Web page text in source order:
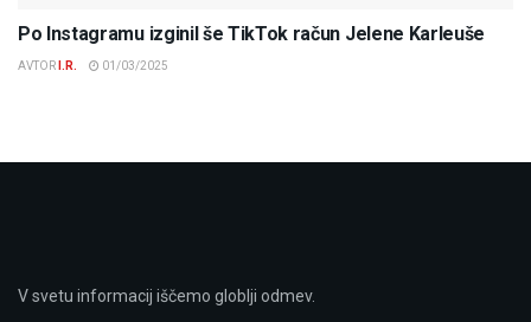
Po Instagramu izginil še TikTok račun Jelene Karleuše
AVTOR I.R. 01/03/2025
V svetu informacij iščemo globlji odmev.